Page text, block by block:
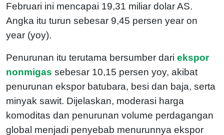
Februari ini mencapai 19,31 miliar dolar AS.
Angka itu turun sebesar 9,45 persen year on
year (yoy).
Penurunan itu terutama bersumber dari ekspor
nonmigas sebesar 10,15 persen yoy, akibat
penurunan ekspor batubara, besi dan baja, serta
minyak sawit. Dijelaskan, moderasi harga
komoditas dan penurunan volume perdagangan
global menjadi penyebab menurunnya ekspor